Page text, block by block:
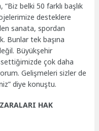
belki 50 farklı başlık
desteklere
sanata, spordan
Bunlar tek başına
Büyükşehir
çok daha
Gelişmeleri sizler de
diye konuştu.
HAK